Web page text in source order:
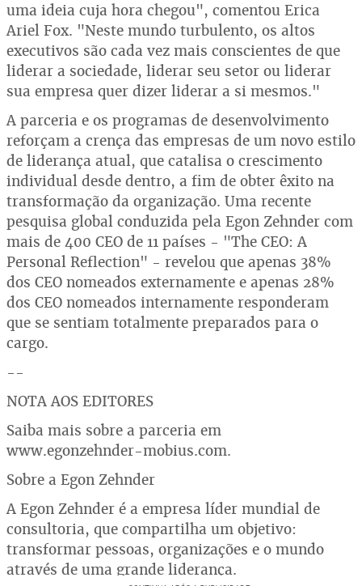
uma ideia cuja hora chegou", comentou Erica
Ariel Fox. "Neste mundo turbulento, os altos
executivos são cada vez mais conscientes de que
liderar a sociedade, liderar seu setor ou liderar
sua empresa quer dizer liderar a si mesmos."
A parceria e os programas de desenvolvimento
reforçam a crença das empresas de um novo estilo
de liderança atual, que catalisa o crescimento
individual desde dentro, a fim de obter êxito na
transformação da organização. Uma recente
pesquisa global conduzida pela Egon Zehnder com
mais de 400 CEO de 11 países - "The CEO: A
Personal Reflection" - revelou que apenas 38%
dos CEO nomeados externamente e apenas 28%
dos CEO nomeados internamente responderam
que se sentiam totalmente preparados para o
cargo.
--
NOTA AOS EDITORES
Saiba mais sobre a parceria em
www.egonzehnder-mobius.com.
Sobre a Egon Zehnder
A Egon Zehnder é a empresa líder mundial de
consultoria, que compartilha um objetivo:
transformar pessoas, organizações e o mundo
através de uma grande liderança.